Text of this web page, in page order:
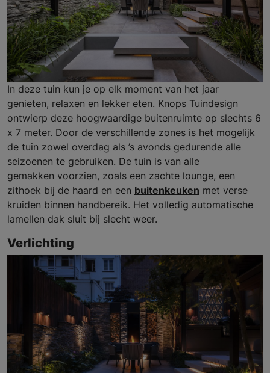
In deze tuin kun je op elk moment van het jaar
genieten, relaxen en lekker eten. Knops Tuindesign
ontwierp deze hoogwaardige buitenruimte op slechts 6
x 7 meter. Door de verschillende zones is het mogelijk
de tuin zowel overdag als ’s avonds gedurende alle
seizoenen te gebruiken. De tuin is van alle
gemakken voorzien, zoals een zachte lounge, een
zithoek bij de haard en een buitenkeuken met verse
kruiden binnen handbereik. Het volledig automatische
lamellen dak sluit bij slecht weer.
Verlichting